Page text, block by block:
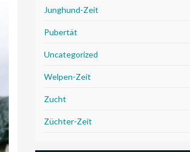
Junghund-Zeit
Pubertät
Uncategorized
Welpen-Zeit
Zucht
Züchter-Zeit